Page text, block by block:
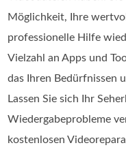
Möglichkeit, Ihre
professionelle Hilfe
Vielzahl an Apps und
das Ihren Bedürfnissen
Lassen Sie sich Ihr
Wiedergabeprobleme
kostenlosen